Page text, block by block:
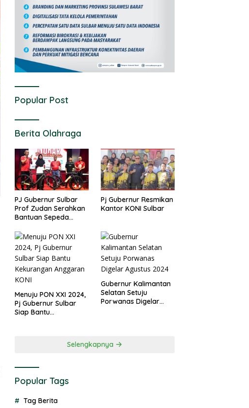
Popular Post
Berita Olahraga
PJ Gubernur Sulbar
Prof Zudan Serahkan
Bantuan Sepeda
PON 2024
Pj Gubernur Resmikan
Kantor KONI Sulbar
Menuju PON XXI 2024,
Pj Gubernur Sulbar
Siap Bantu
Gubernur Kalimantan
Selatan Setuju
Porwanas Digelar
Selengkapnya
Popular Tags
Tag Berita